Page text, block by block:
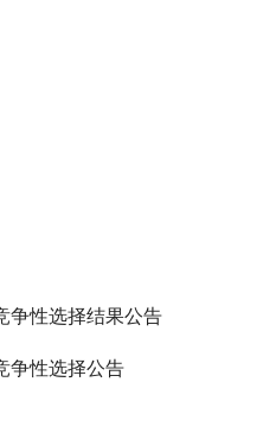
争性选择结果公告
争性选择公告